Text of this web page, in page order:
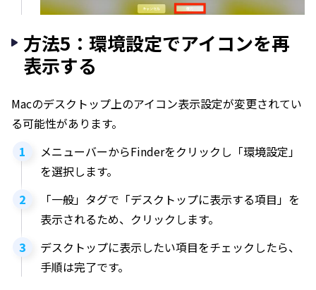
方法5：環境設定でアイコンを再
表示する
Macのデスクトップ上のアイコン表示設定が変更されてい
る可能性があります。
メニューバーからFinderをクリックし「環境設定」
を選択します。
「一般」タグで「デスクトップに表示する項目」を
表示されるため、クリックします。
デスクトップに表示したい項目をチェックしたら、
手順は完了です。